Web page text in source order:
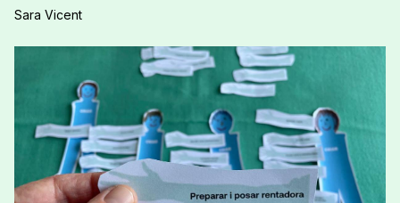
Sara Vicent